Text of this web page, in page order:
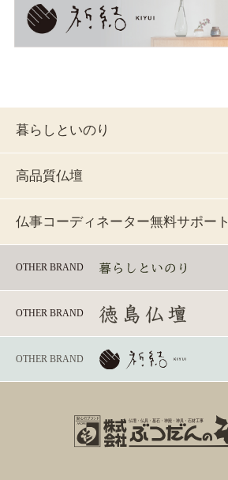
暮らしといのり
高品質仏壇
仏事コーディネーター無料サポート